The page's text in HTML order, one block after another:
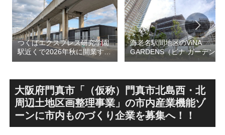
つくばエクスプレス研究学園
駅近くで2026年秋に開業する
高架下商業施設「寿横
跡地の開発計画や商業ビル建
設進行などにより駅前商業地
が形成へ！！
海老名駅間地区のViNA
GARDENS（ビナ ガーデン
ズ）で建設中の「（仮称）フ
テル温浴棟」2026年夏時点建
設状況！！天然温泉のほか子
育て・ペット関連の複合施設
の建設が進む！！
大阪府門真市「（仮称）門真市北島西・北
周辺土地区画整理事業」の市内産業機能ゾ
ーンに市内ものづくり企業を募集へ！！